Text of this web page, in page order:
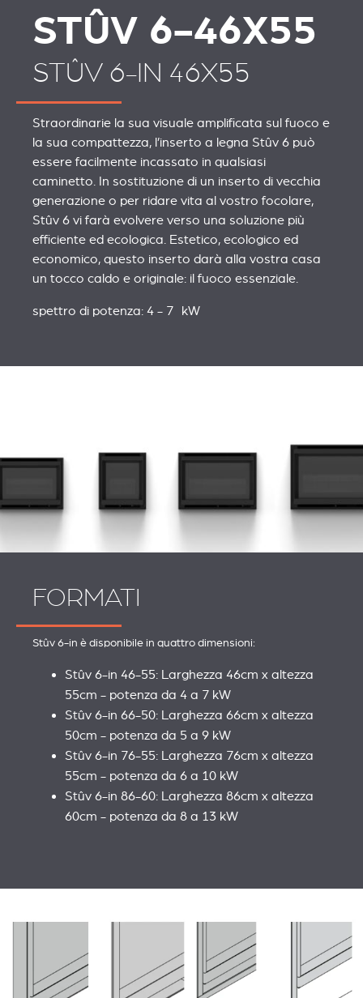
STÛV 6-46X55
STÛV 6-IN 46X55
Straordinarie la sua visuale amplificata sul fuoco e
la sua compattezza, l’inserto a legna Stûv 6 può
essere facilmente incassato in qualsiasi
caminetto. In sostituzione di un inserto di vecchia
generazione o per ridare vita al vostro focolare,
Stûv 6 vi farà evolvere verso una soluzione più
efficiente ed ecologica. Estetico, ecologico ed
economico, questo inserto darà alla vostra casa
un tocco caldo e originale: il fuoco essenziale.
spettro di potenza: 4 - 7 kW
FORMATI
Stûv 6-in è disponibile in quattro dimensioni:
Stûv 6-in 46-55: Larghezza 46cm x altezza
55cm - potenza da 4 a 7 kW
Stûv 6-in 66-50: Larghezza 66cm x altezza
50cm - potenza da 5 a 9 kW
Stûv 6-in 76-55: Larghezza 76cm x altezza
55cm - potenza da 6 a 10 kW
Stûv 6-in 86-60: Larghezza 86cm x altezza
60cm - potenza da 8 a 13 kW